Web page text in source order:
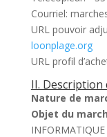
Courriel:
URL pouvoir
loonplage.org
URL profil
II. Description
Nature de
Objet du
INFORMATIQUE